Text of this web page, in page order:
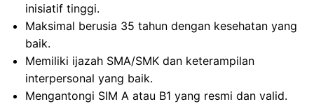
inisiatif tinggi.
Maksimal berusia 35 tahun dengan kesehatan yang
baik.
Memiliki ijazah SMA/SMK dan keterampilan
interpersonal yang baik.
Mengantongi SIM A atau B1 yang resmi dan valid.